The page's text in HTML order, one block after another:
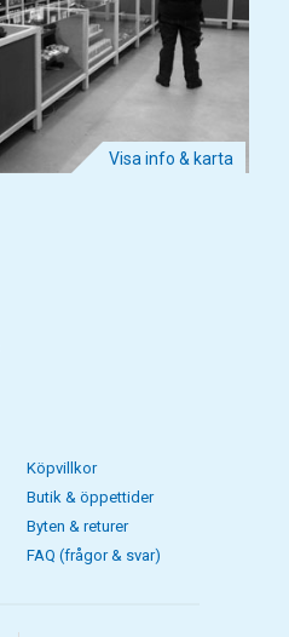
Visa info & karta
Köpvillkor
Butik & öppettider
Byten & returer
FAQ (frågor & svar)